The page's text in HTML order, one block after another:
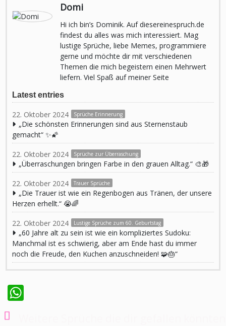
Domi
Hi ich bin’s Dominik. Auf diesereinespruch.de
findest du alles was mich interessiert. Mag
lustige Sprüche, liebe Memes, programmiere
gerne und möchte dir mit verschiedenen
Themen die mich begeistern einen Mehrwert
liefern. Viel Spaß auf meiner Seite
Latest entries
22. Oktober 2024 Sprüche Erinnerung
„Die schönsten Erinnerungen sind aus Sternenstaub
gemacht“ ✨🌠
22. Oktober 2024 Sprüche zur Überraschung
„Überraschungen bringen Farbe in den grauen Alltag.“ 🎨🎁
22. Oktober 2024 Trauer Sprüche
„Die Trauer ist wie ein Regenbogen aus Tränen, der unsere
Herzen erhellt.“ 😭🌈
22. Oktober 2024 Lustige Sprüche zum 60. Geburtstag
„60 Jahre alt zu sein ist wie ein kompliziertes Sudoku:
Manchmal ist es schwierig, aber am Ende hast du immer
noch die Freude, den Kuchen anzuschneiden! 🧩🎂“